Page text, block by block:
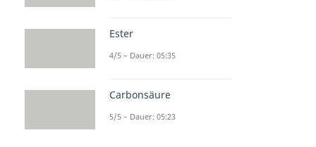
Ester
4/5 – Dauer: 05:35
Carbonsäure
5/5 – Dauer: 05:23